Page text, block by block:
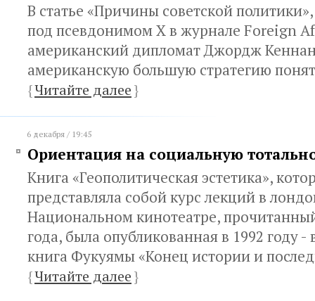
В статье «Причины советской
под псевдонимом Х в журнале Foreign
американский дипломат Джордж
американскую большую стратегию
{Читайте далее}
6 декабря / 19:45
Ориентация на социальную
Книга «Геополитическая эстетика»,
представляла собой курс лекций в
Национальном кинотеатре,
года, была опубликованная в 1992 году -
книга Фукуямы «Конец истории и
{Читайте далее}